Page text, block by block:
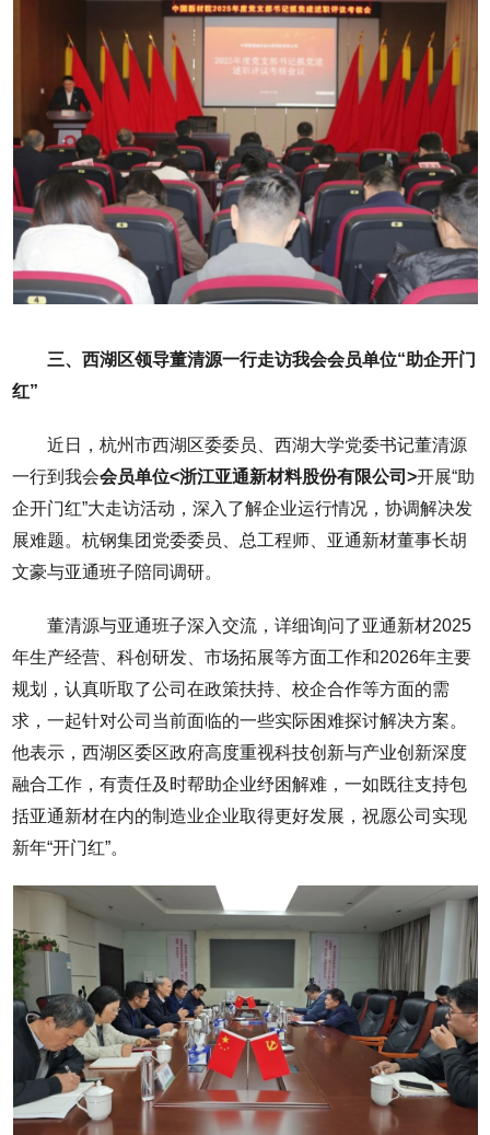
三、西湖区领导董清源一行走访我会会员单位“助企开门
红”
近日，杭州市西湖区委委员、西湖大学党委书记董清源
一行到我会会员单位<浙江亚通新材料股份有限公司>开展“助
企开门红”大走访活动，深入了解企业运行情况，协调解决发
展难题。杭钢集团党委委员、总工程师、亚通新材董事长胡
文豪与亚通班子陪同调研。
董清源与亚通班子深入交流，详细询问了亚通新材2025
年生产经营、科创研发、市场拓展等方面工作和2026年主要
规划，认真听取了公司在政策扶持、校企合作等方面的需
求，一起针对公司当前面临的一些实际困难探讨解决方案。
他表示，西湖区委区政府高度重视科技创新与产业创新深度
融合工作，有责任及时帮助企业纾困解难，一如既往支持包
括亚通新材在内的制造业企业取得更好发展，祝愿公司实现
新年“开门红”。